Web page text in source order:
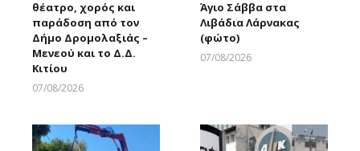
θέατρο, χορός και
παράδοση από τον
Δήμο Δρομολαξιάς –
Μενεού και το Δ.Δ.
Κιτίου
07/08/2026
Άγιο Σάββα στα
Λιβάδια Λάρνακας
(φώτο)
07/08/2026